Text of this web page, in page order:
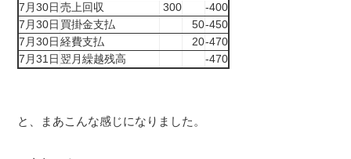
7月30日 売上回収 300
-400
7月30日 買掛金支払 50-450
7月30日 経費支払 20-470
7月31日 翌月繰越残高 -470
と、まあこんな感じになりました。